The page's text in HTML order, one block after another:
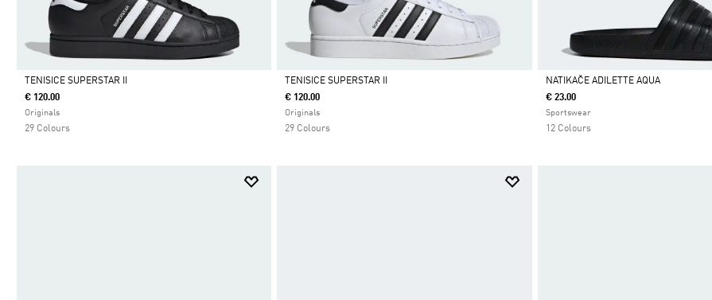
Da
TENISICE SUPERSTAR II
€ 120.00
Originals
29 Colours
Da
TENISICE SUPERSTAR II
€ 120.00
Originals
29 Colours
Da
NATIKAČE ADILETTE AQUA
€ 23.00
Sportswear
12 Colours